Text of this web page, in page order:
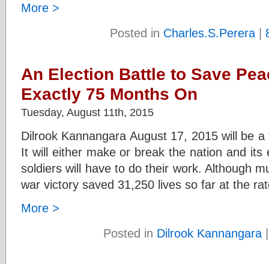
More >
Posted in Charles.S.Perera|
An Election Battle to Save
Exactly 75 Months On
Tuesday, August 11th, 2015
Dilrook Kannangara August 17, 2015 will be
It will either make or break the nation and its
soldiers will have to do their work. Although
war victory saved 31,250 lives so far at the
More >
Posted in Dilrook Kannangara